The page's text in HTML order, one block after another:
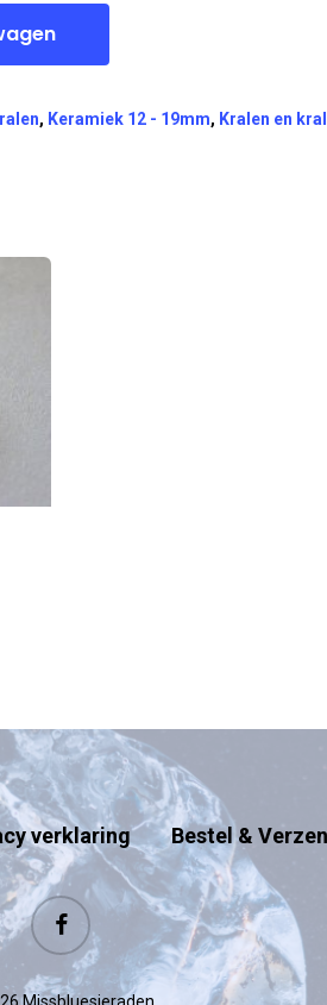
, Keramiek 12 - 19mm, Kralen en
verklaring Bestel &
facebook